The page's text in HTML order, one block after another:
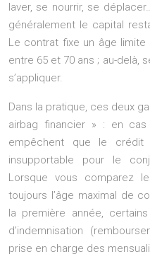
laver, se nourrir, se
généralement le capital
Le contrat fixe un âge limite
entre 65 et 70 ans ; au-delà,
s’appliquer.
Dans la pratique, ces deux
airbag financier » : en cas
empêchent que le
insupportable pour le
Lorsque vous comparez
toujours l’âge maximal de
la première année,
d’indemnisation
prise en charge des